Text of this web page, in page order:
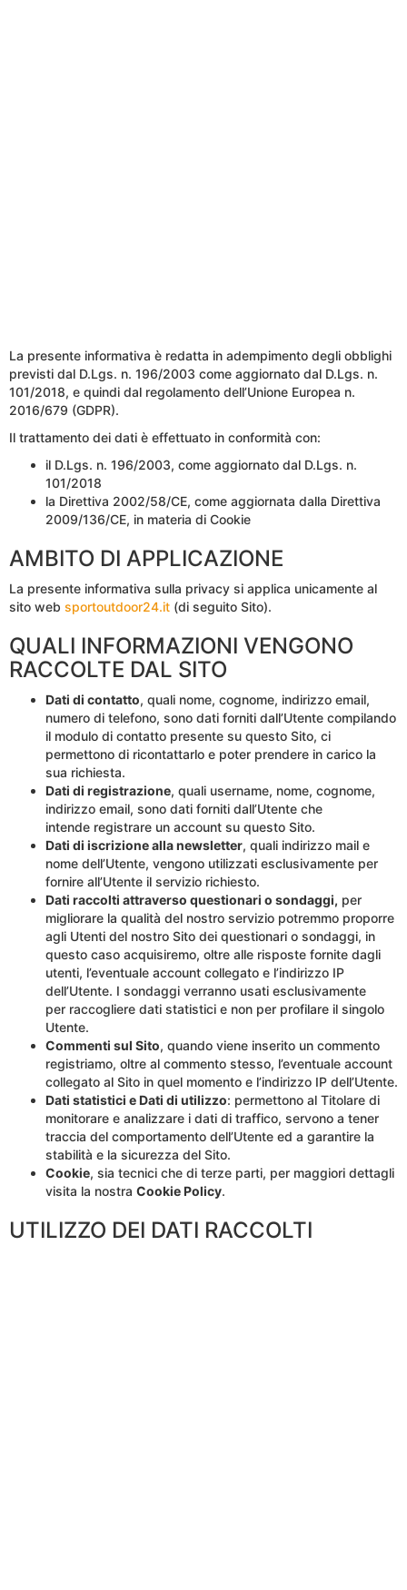
La presente informativa è redatta in adempimento degli obblighi
previsti dal D.Lgs. n. 196/2003 come aggiornato dal D.Lgs. n.
101/2018, e quindi dal regolamento dell’Unione Europea n.
2016/679 (GDPR).
Il trattamento dei dati è effettuato in conformità con:
il D.Lgs. n. 196/2003, come aggiornato dal D.Lgs. n.
101/2018
la Direttiva 2002/58/CE, come aggiornata dalla Direttiva
2009/136/CE, in materia di Cookie
AMBITO DI APPLICAZIONE
La presente informativa sulla privacy si applica unicamente al
sito web sportoutdoor24.it (di seguito Sito).
QUALI INFORMAZIONI VENGONO
RACCOLTE DAL SITO
Dati di contatto, quali nome, cognome, indirizzo email,
numero di telefono, sono dati forniti dall’Utente compilando
il modulo di contatto presente su questo Sito, ci
permettono di ricontattarlo e poter prendere in carico la
sua richiesta.
Dati di registrazione, quali username, nome, cognome,
indirizzo email, sono dati forniti dall’Utente che
intende registrare un account su questo Sito.
Dati di iscrizione alla newsletter, quali indirizzo mail e
nome dell’Utente, vengono utilizzati esclusivamente per
fornire all’Utente il servizio richiesto.
Dati raccolti attraverso questionari o sondaggi, per
migliorare la qualità del nostro servizio potremmo proporre
agli Utenti del nostro Sito dei questionari o sondaggi, in
questo caso acquisiremo, oltre alle risposte fornite dagli
utenti, l’eventuale account collegato e l’indirizzo IP
dell’Utente. I sondaggi verranno usati esclusivamente
per raccogliere dati statistici e non per profilare il singolo
Utente.
Commenti sul Sito, quando viene inserito un commento
registriamo, oltre al commento stesso, l’eventuale account
collegato al Sito in quel momento e l’indirizzo IP dell’Utente.
Dati statistici e Dati di utilizzo: permettono al Titolare di
monitorare e analizzare i dati di traffico, servono a tener
traccia del comportamento dell’Utente ed a garantire la
stabilità e la sicurezza del Sito.
Cookie, sia tecnici che di terze parti, per maggiori dettagli
visita la nostra Cookie Policy.
UTILIZZO DEI DATI RACCOLTI